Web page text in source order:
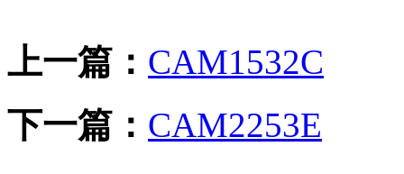
上一篇： CAM1532C
下一篇： CAM2253E